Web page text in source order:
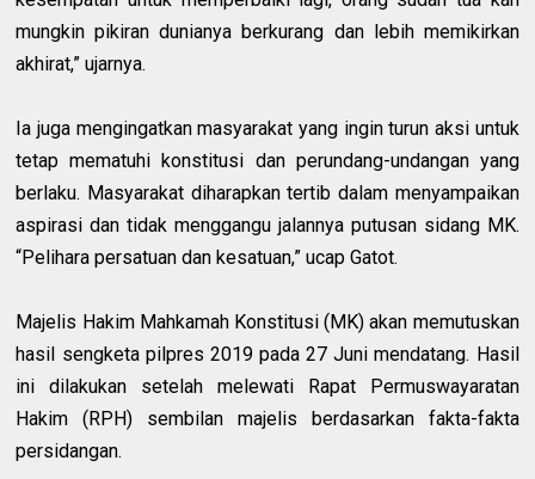
mungkin pikiran dunianya berkurang dan lebih memikirkan
akhirat,” ujarnya.
Ia juga mengingatkan masyarakat yang ingin turun aksi untuk
tetap mematuhi konstitusi dan perundang-undangan yang
berlaku. Masyarakat diharapkan tertib dalam menyampaikan
aspirasi dan tidak menggangu jalannya putusan sidang MK.
“Pelihara persatuan dan kesatuan,” ucap Gatot.
Majelis Hakim Mahkamah Konstitusi (MK) akan memutuskan
hasil sengketa pilpres 2019 pada 27 Juni mendatang. Hasil
ini dilakukan setelah melewati Rapat Permuswayaratan
Hakim (RPH) sembilan majelis berdasarkan fakta-fakta
persidangan.